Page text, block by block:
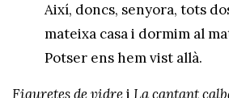
Així, doncs, senyora, tots
mateixa casa i dormim al
Potser ens hem vist allà.
Figuretes de vidrei La cantant